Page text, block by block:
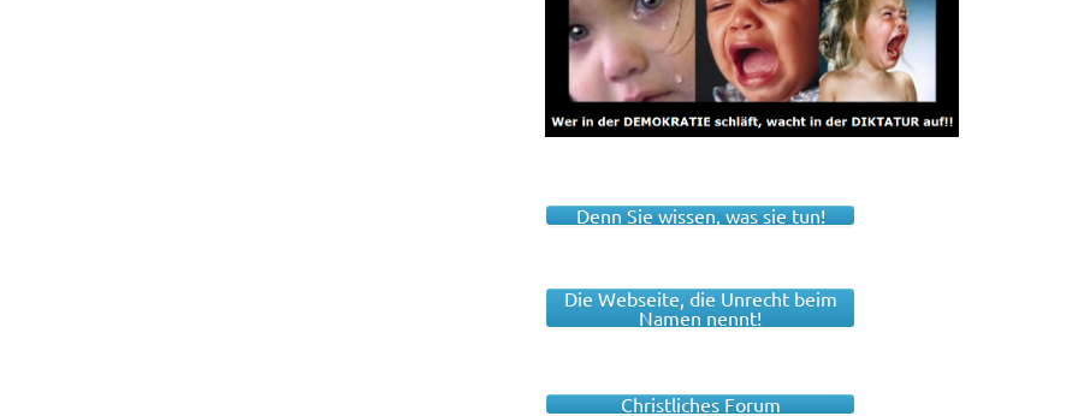
Denn Sie wissen, was sie tun!
Die Webseite, die Unrecht beim
Namen nennt!
Christliches Forum